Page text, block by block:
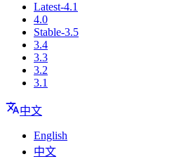
Latest-4.1
4.0
Stable-3.5
3.4
3.3
3.2
3.1
中文
English
中文